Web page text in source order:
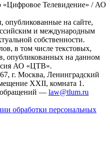
Телевидение» / АО
опубликованные на сайте,
и международным
собственности.
в том числе текстовых,
опубликованных на данном
АО «ЦТВ».
г. Москва, Ленинградский
XXII, комната 1.
обращений — law@tlum.ru
обработки персональных